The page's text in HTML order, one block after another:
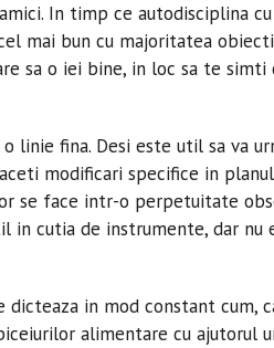
In timp ce autodisciplina
mai bun cu majoritatea
sa o iei bine, in loc sa te simti
linie fina. Desi este util sa va
modificari specifice in planul
se face intr-o perpetuitate
in cutia de instrumente, dar nu
in mod constant cum,
alimentare cu ajutorul